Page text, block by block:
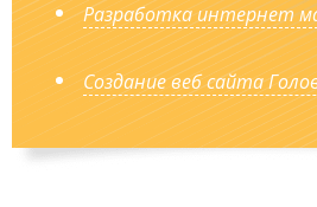
Разработка интернет
Создание веб сайта